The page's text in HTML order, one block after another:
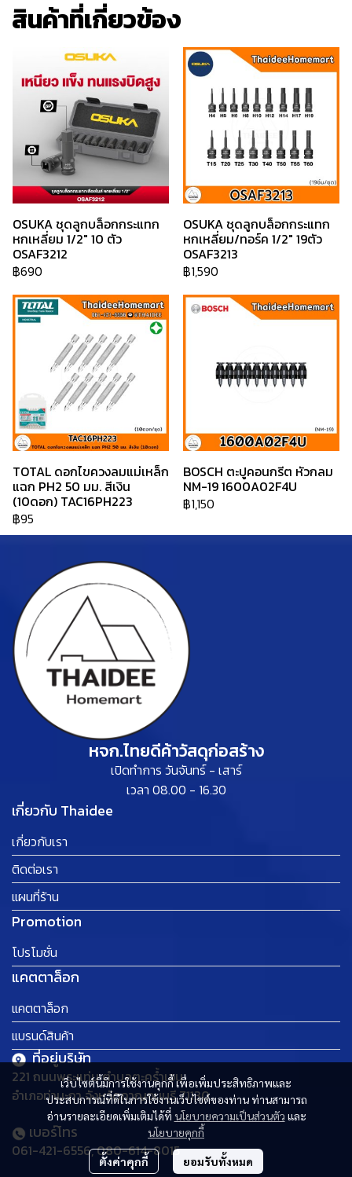
สินค้าที่เกี่ยวข้อง
OSUKA ชุดลูกบล็อกกระแทก
หกเหลี่ยม 1/2" 10 ตัว
OSAF3212
฿690
OSUKA ชุดลูกบล็อกกระแทก
หกเหลี่ยม/ทอร์ค 1/2" 19ตัว
OSAF3213
฿1,590
TOTAL ดอกไขควงลมแม่เหล็ก
แฉก PH2 50 มม. สีเงิน
(10ดอก) TAC16PH223
฿95
BOSCH ตะปูคอนกรีต หัวกลม
NM-19 1600A02F4U
฿1,150
เว็บไซต์นี้มีการใช้งานคุกกี้ เพื่อเพิ่มประสิทธิภาพและ
ประสบการณ์ที่ดีในการใช้งานเว็บไซต์ของท่าน ท่านสามารถ
อ่านรายละเอียดเพิ่มเติมได้ที่ นโยบายความเป็นส่วนตัว และ
นโยบายคุกกี้
ตั้งค่าคุกกี้ ยอมรับทั้งหมด
หจก.ไทยดีค้าวัสดุก่อสร้าง
เปิดทำการ วันจันทร์ - เสาร์
เวลา 08.00 - 16.30
เกี่ยวกับ Thaidee
เกี่ยวกับเรา
ติดต่อเรา
แผนที่ร้าน
Promotion
โปรโมชั่น
แคตตาล็อก
แคตตาล็อก
แบรนด์สินค้า
ที่อยู่บริษัท
221 ถนนพระแท่น ตำบลตะคร้ำเอน
อำเภอท่ามะกา จังหวัดกาญจนบุรี 71130
เบอร์โทร
061-421-6556, 080-614-8015